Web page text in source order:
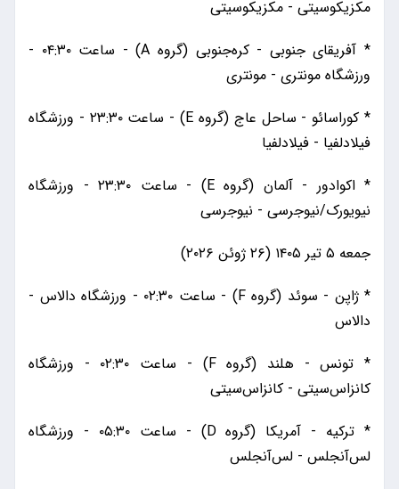
مکزیکوسیتی - مکزیکوسیتی
* آفریقای جنوبی - کره‌جنوبی (گروه A) - ساعت ۰۴:۳۰ -
ورزشگاه مونتری - مونتری
* کوراسائو - ساحل عاج (گروه E) - ساعت ۲۳:۳۰ - ورزشگاه
فیلادلفیا - فیلادلفیا
* اکوادور - آلمان (گروه E) - ساعت ۲۳:۳۰ - ورزشگاه
نیویورک/نیوجرسی - نیوجرسی
جمعه ۵ تیر ۱۴۰۵ (۲۶ ژوئن ۲۰۲۶)
* ژاپن - سوئد (گروه F) - ساعت ۰۲:۳۰ - ورزشگاه دالاس -
دالاس
* تونس - هلند (گروه F) - ساعت ۰۲:۳۰ - ورزشگاه
کانزاس‌سیتی - کانزاس‌سیتی
* ترکیه - آمریکا (گروه D) - ساعت ۰۵:۳۰ - ورزشگاه
لس‌آنجلس - لس‌آنجلس